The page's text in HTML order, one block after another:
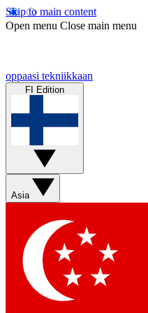
Skip to main content
Open menu Close main menu
oppaasi tekniikkaan
FI Edition
Asia